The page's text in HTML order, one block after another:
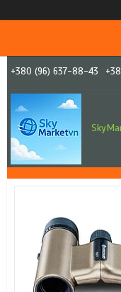
+380 (96) 637-88-43